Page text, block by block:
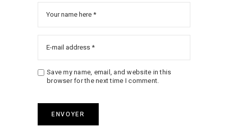
Save my name, email, and website in this
browser for the next time I comment.
ENVOYER